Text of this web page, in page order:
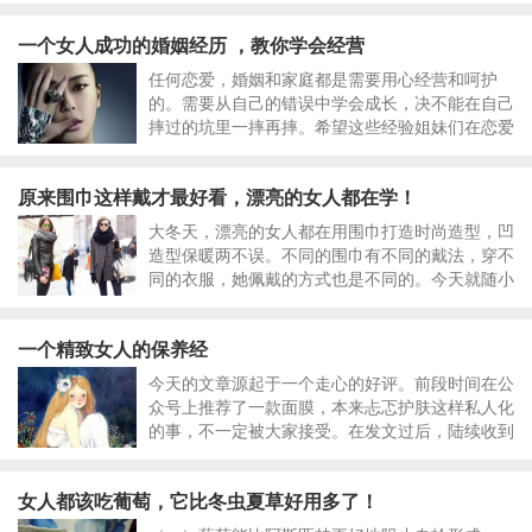
大的受害者。
一个女人成功的婚姻经历 ，教你学会经营
​任何恋爱，婚姻和家庭都是需要用心经营和呵护
的。需要从自己的错误中学会成长，决不能在自己
摔过的坑里一摔再摔。希望这些经验姐妹们在恋爱
个人都能收获属于自己的幸福！
原来围巾这样戴才最好看，漂亮的女人都在学！
大冬天，漂亮的女人都在用围巾打造时尚造型，凹
造型保暖两不误。不同的围巾有不同的戴法，穿不
同的衣服，她佩戴的方式也是不同的。今天就随小
常简单的方式，无论围巾多长，穿短上衣
一个精致女人的保养经
今天的文章源起于一个走心的好评。前段时间在公
众号上推荐了一款面膜，本来忐忑护肤这样私人化
的事，不一定被大家接受。在发文过后，陆续收到
着收货后的惊喜，这给了我满满的
女人都该吃葡萄，它比冬虫夏草好用多了！